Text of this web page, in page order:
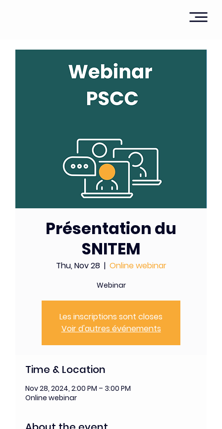
Présentation du
SNITEM
Thu, Nov 28
  |
Online webinar
Webinar
Les inscriptions sont closes
Voir d'autres événements
Time & Location
Nov 28, 2024, 2:00 PM – 3:00 PM
Online webinar